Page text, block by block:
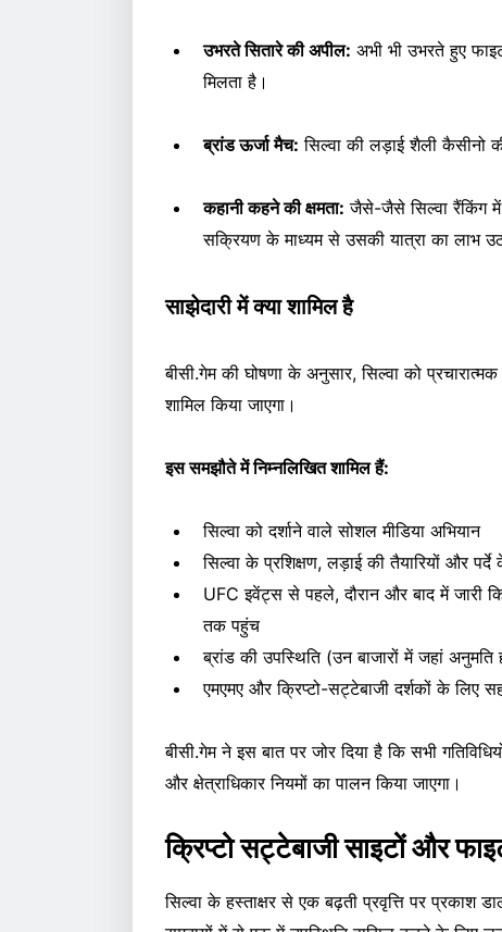
उभरते सितारे की अपील: अभी भी उभरते हुए
मिलता है।
ब्रांड ऊर्जा मैच: सिल्वा की लड़ाई शैली कैसीनो
कहानी कहने की क्षमता: जैसे-जैसे सिल्वा रैंकिंग में
सक्रियण के माध्यम से उसकी यात्रा का लाभ
साझेदारी में क्या शामिल है
बीसी.गेम की घोषणा के अनुसार, सिल्वा को
शामिल किया जाएगा।
इस समझौते में निम्नलिखित शामिल हैं:
सिल्वा को दर्शाने वाले सोशल मीडिया अभियान
सिल्वा के प्रशिक्षण, लड़ाई की तैयारियों और
UFC इवेंट्स से पहले, दौरान और बाद में जारी
तक पहुंच
ब्रांड की उपस्थिति (उन बाजारों में जहां अनुमति
एमएमए और क्रिप्टो-सट्टेबाजी दर्शकों के लिए
बीसी.गेम ने इस बात पर जोर दिया है कि सभी
और क्षेत्राधिकार नियमों का पालन किया जाएगा।
क्रिप्टो सट्टेबाजी साइटों और
सिल्वा के हस्ताक्षर से एक बढ़ती प्रवृत्ति पर प्रकाश